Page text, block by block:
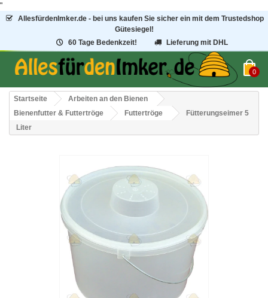
"
AllesfürdenImker.de - bei uns kaufen Sie sicher ein mit dem Trustedshop
Gütesiegel!
60 Tage Bedenkzeit!
Lieferung mit DHL
0
Startseite
Arbeiten an den Bienen
Bienenfutter & Futtertröge
Futtertröge
Fütterungseimer 5
Liter